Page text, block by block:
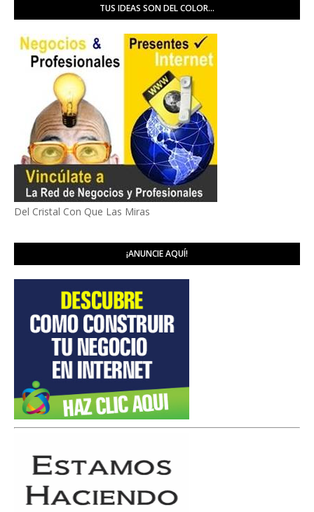
TUS IDEAS SON DEL COLOR...
Del Cristal Con Que Las Miras
¡ANUNCIE AQUÍ!